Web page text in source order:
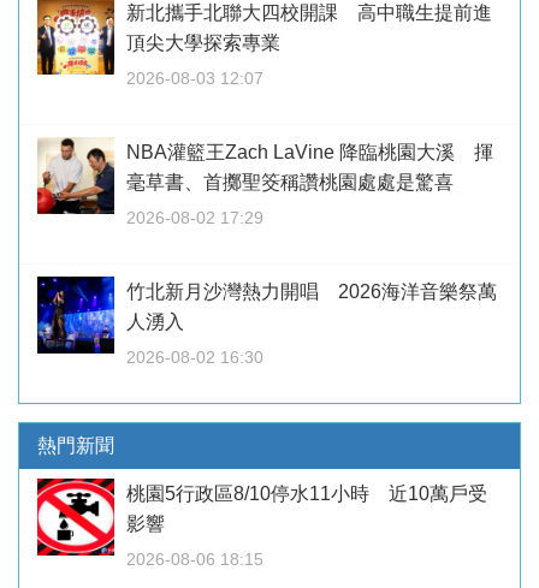
新北攜手北聯大四校開課 高中職生提前進
頂尖大學探索專業
2026-08-03 12:07
NBA灌籃王Zach LaVine 降臨桃園大溪 揮
毫草書、首擲聖筊稱讚桃園處處是驚喜
2026-08-02 17:29
竹北新月沙灣熱力開唱 2026海洋音樂祭萬
人湧入
2026-08-02 16:30
熱門新聞
桃園5行政區8/10停水11小時 近10萬戶受
影響
2026-08-06 18:15